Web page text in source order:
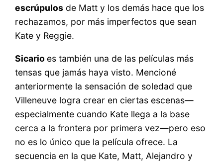
escrúpulos de Matt y los demás hace que los
rechazamos, por más imperfectos que sean
Kate y Reggie.
Sicario es también una de las películas más
tensas que jamás haya visto. Mencioné
anteriormente la sensación de soledad que
Villeneuve logra crear en ciertas escenas—
especialmente cuando Kate llega a la base
cerca a la frontera por primera vez—pero eso
no es lo único que la película ofrece. La
secuencia en la que Kate, Matt, Alejandro y